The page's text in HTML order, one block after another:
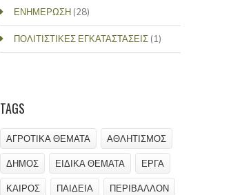
ΕΝΗΜΕΡΩΣΗ(28)
ΠΟΛΙΤΙΣΤΙΚΕΣ ΕΓΚΑΤΑΣΤΑΣΕΙΣ(1)
TAGS
ΑΓΡΟΤΙΚΑ ΘΕΜΑΤΑ ΑΘΛΗΤΙΣΜΟΣ
ΔΗΜΟΣ ΕΙΔΙΚΑ ΘΕΜΑΤΑ ΕΡΓΑ
ΚΑΙΡΟΣ ΠΑΙΔΕΙΑ ΠΕΡΙΒΑΛΛΟΝ